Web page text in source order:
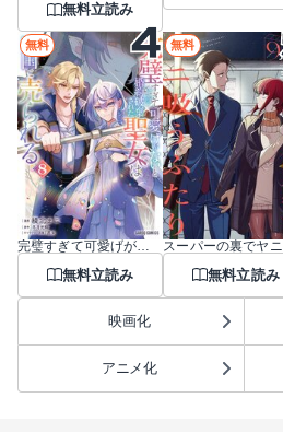
無料立読み
無料
完璧すぎて可愛げがないと婚約破棄された聖女は隣国に売られる
無料立読み
無料
無料立読み
映画化
アニメ化